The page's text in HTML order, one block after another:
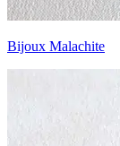
Bijoux Malachite